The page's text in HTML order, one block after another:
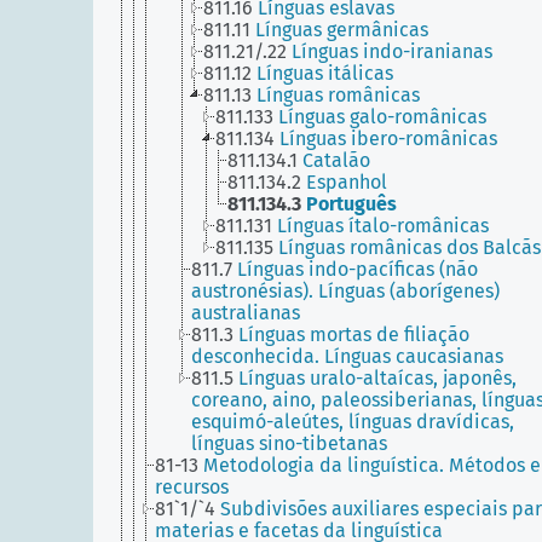
811.16 Línguas eslavas
811.11 Línguas germânicas
811.21/.22 Línguas indo-iranianas
811.12 Línguas itálicas
811.13 Línguas românicas
811.133 Línguas galo-românicas
811.134 Línguas ibero-românicas
811.134.1 Catalão
811.134.2 Espanhol
811.134.3 Português
811.131 Línguas ítalo-românicas
811.135 Línguas românicas dos Balcãs
811.7 Línguas indo-pacíficas (não
austronésias). Línguas (aborígenes)
australianas
811.3 Línguas mortas de filiação
desconhecida. Línguas caucasianas
811.5 Línguas uralo-altaícas, japonês,
coreano, aino, paleossiberianas,
esquimó-aleútes, línguas dravídicas,
línguas sino-tibetanas
81-13 Metodologia da linguística. Métodos e
recursos
81`1/`4 Subdivisões auxiliares especiais
materias e facetas da linguística